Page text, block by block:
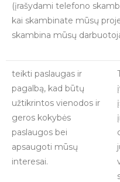
(įrašydami telefono
kai skambinate mūsų
skambina mūsų
teikti paslaugas ir
pagalbą, kad būtų
užtikrintos vienodos ir
geros kokybės
paslaugos bei
apsaugoti mūsų
interesai.